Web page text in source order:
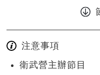
注意事項
衛武營主辦節目